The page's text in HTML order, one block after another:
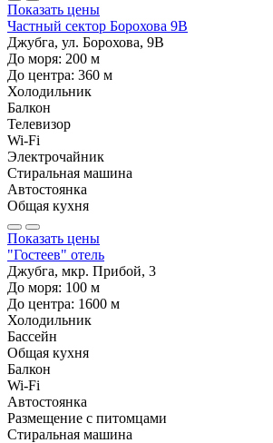
Показать цены
Частный сектор Борохова 9В
Джубга, ул. Борохова, 9В
До моря: 200 м
До центра: 360 м
Холодильник
Балкон
Телевизор
Wi-Fi
Электрочайник
Стиральная машина
Автостоянка
Общая кухня
Показать цены
"Гостеев" отель
Джубга, мкр. Прибой, 3
До моря: 100 м
До центра: 1600 м
Холодильник
Бассейн
Общая кухня
Балкон
Wi-Fi
Автостоянка
Размещение с питомцами
Стиральная машина